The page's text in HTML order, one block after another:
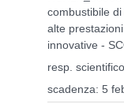
combustibile
alte
innovative -
resp.
scadenza: 5